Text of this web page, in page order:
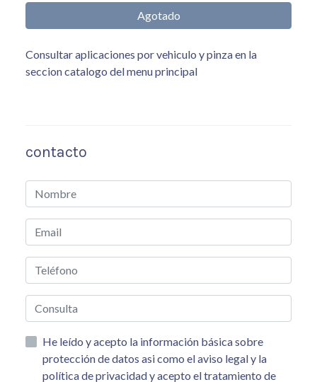
Agotado
Consultar aplicaciones por vehiculo y pinza en la
seccion catalogo del menu principal
contacto
He leído y acepto la información básica sobre
protección de datos asi como el aviso legal y la
política de privacidad y acepto el tratamiento de